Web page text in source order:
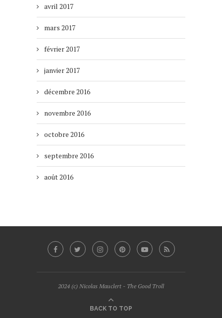
avril 2017
mars 2017
février 2017
janvier 2017
décembre 2016
novembre 2016
octobre 2016
septembre 2016
août 2016
2024 (c) Nicolas Mauclert - The Good Troll
BACK TO TOP